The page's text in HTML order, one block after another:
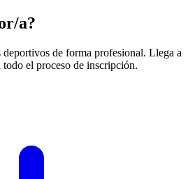
a?
deportivos de forma profesional. Llega a
el proceso de inscripción.